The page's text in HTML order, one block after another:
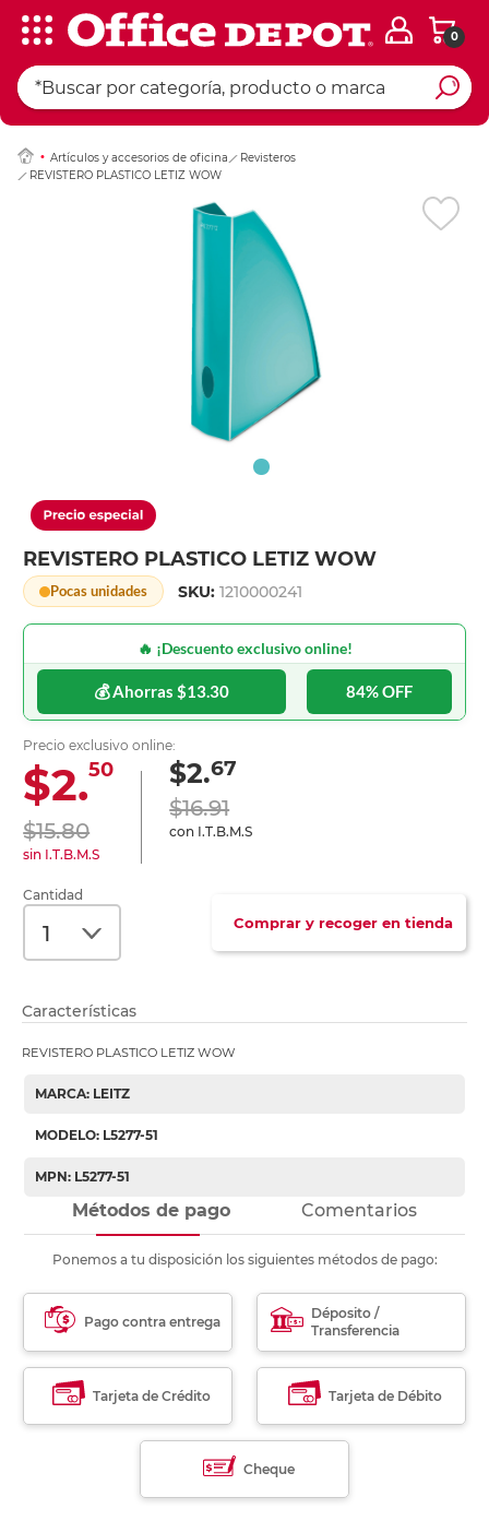
0
Artículos y accesorios de oficina
Revisteros
REVISTERO PLASTICO LETIZ WOW
REVISTERO PLASTICO LETIZ WOW
Pocas unidades SKU:1210000241
🔥 ¡Descuento exclusivo online!
💰 Ahorras $13.30 84% OFF
Precio exclusivo online:
$2.50
$15.80
sin I.T.B.M.S
$2.67
$16.91
con I.T.B.M.S
Cantidad
Comprar y recoger en tienda
Ingresar Codigo
Características
REVISTERO PLASTICO LETIZ WOW
MARCA: LEITZ
MODELO: L5277-51
MPN: L5277-51
Métodos de pago Comentarios
Ponemos a tu disposición los siguientes métodos de pago:
Pago contra entrega
Déposito /
Transferencia
Tarjeta de Crédito Tarjeta de Débito
Cheque